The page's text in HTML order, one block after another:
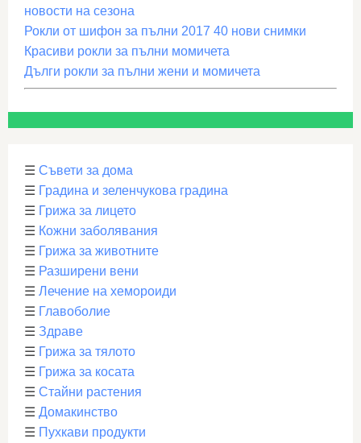
новости на сезона
Рокли от шифон за пълни 2017 40 нови снимки
Красиви рокли за пълни момичета
Дълги рокли за пълни жени и момичета
☰ Съвети за дома
☰ Градина и зеленчукова градина
☰ Грижа за лицето
☰ Кожни заболявания
☰ Грижа за животните
☰ Разширени вени
☰ Лечение на хемороиди
☰ Главоболие
☰ Здраве
☰ Грижа за тялото
☰ Грижа за косата
☰ Стайни растения
☰ Домакинство
☰ Пухкави продукти